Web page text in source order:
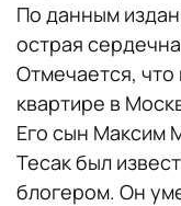
По данным
острая
Отмечается,
квартире в
Его сын Максим
Тесак был
блогером. Он